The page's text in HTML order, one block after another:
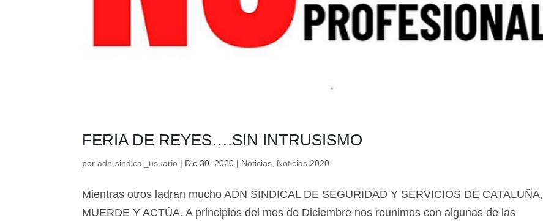
FERIA DE REYES….SIN INTRUSISMO
poradn-sindical_usuario | Dic 30, 2020 | Noticias Noticias 2020
Mientras otros ladran mucho ADN SINDICAL DE SEGURIDAD Y SERVICIOS DE CATALUÑA,
MUERDE Y ACTÚA. A principios del mes de Diciembre nos reunimos con algunas de las